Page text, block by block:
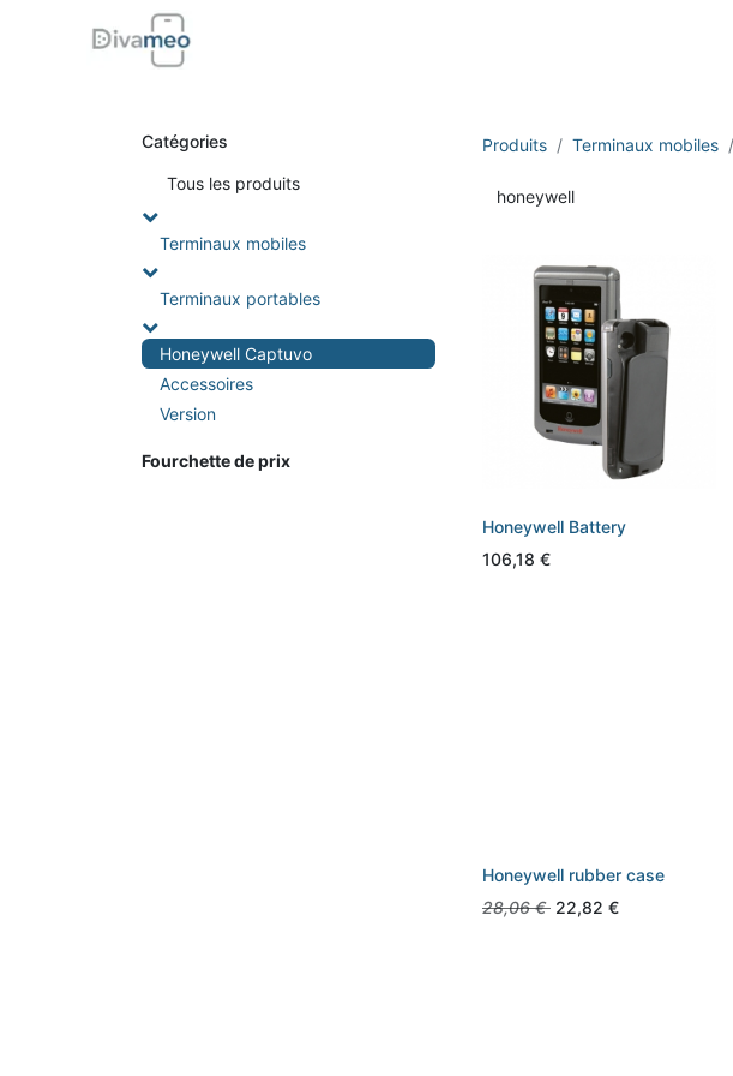
Catégories
Tous les produits
Terminaux mobiles
Terminaux portables
Honeywell Captuvo
Accessoires
Version
Fourchette de prix
Produits Terminaux mobiles
Honeywell Battery
106,18 €
Honeywell rubber case
28,06€ 22,82 €